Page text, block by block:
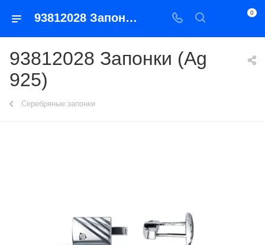
93812028 Запонки (Ag 925) 0
93812028 Запонки (Ag
925)
Серебряные запонки